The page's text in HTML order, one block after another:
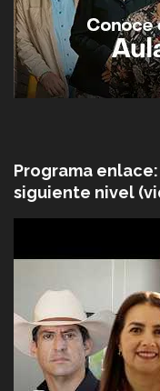
Programa
siguiente nivel